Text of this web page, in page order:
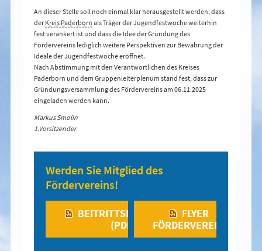
An dieser Stelle soll noch einmal klar herausgestellt werden, dass
der Kreis Paderborn als Träger der Jugendfestwoche weiterhin
fest verankert ist und dass die Idee der Gründung des
Fördervereins lediglich weitere Perspektiven zur Bewahrung der
Ideale der Jugendfestwoche eröffnet.
Nach Abstimmung mit den Verantwortlichen des Kreises
Paderborn und dem Gruppenleiterplenum stand fest, dass zur
Gründungsversammlung des Fördervereins am 06.11.2025
eingeladen werden kann.
Markus Smolin
1.Vorsitzender
Werden Sie Mitglied des
Fördervereins!
BEITRITTSERKLÄRUNG
(PDF)
FLYER
FÖRDERVEREIN